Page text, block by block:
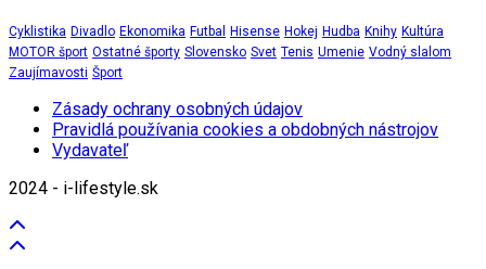
Cyklistika Divadlo Ekonomika Futbal Hisense Hokej Hudba Knihy Kultúra
MOTOR šport Ostatné športy Slovensko Svet Tenis Umenie Vodný slalom
Zaujímavosti Šport
Zásady ochrany osobných údajov
Pravidlá používania cookies a obdobných nástrojov
Vydavateľ
2024 - i-lifestyle.sk